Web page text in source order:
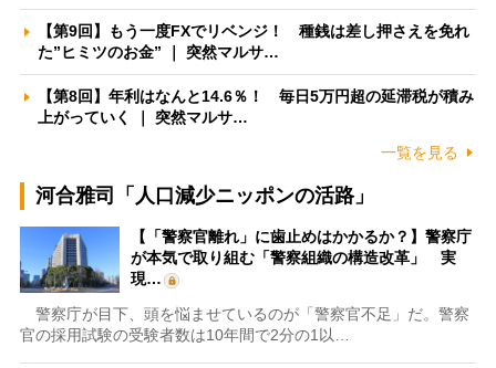
【第9回】もう一度FXでリベンジ！ 種銭は差し押さえを免れ
た”ヒミツのお金” ｜ 突然マルサ…
【第8回】年利はなんと14.6％！ 毎日5万円超の延滞税が積み
上がっていく ｜ 突然マルサ…
一覧を見る
河合雅司「人口減少ニッポンの活路」
【「警察官離れ」に歯止めはかかるか？】警察庁
が本気で取り組む「警察組織の構造改革」 実
現…
警察庁が目下、頭を悩ませているのが「警察官不足」だ。警察
官の採用試験の受験者数は10年間で2分の1以…